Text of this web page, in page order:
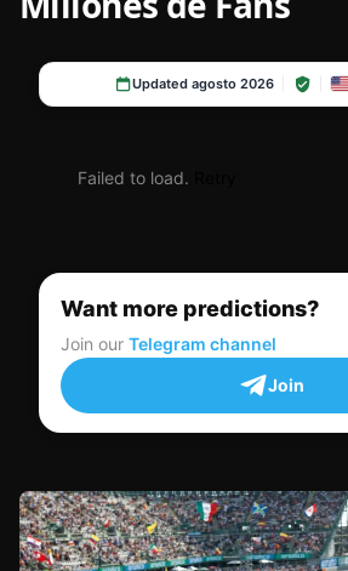
Updated agosto 2026
Failed to load.
Want more predictions?
Join our Telegram channel
Join